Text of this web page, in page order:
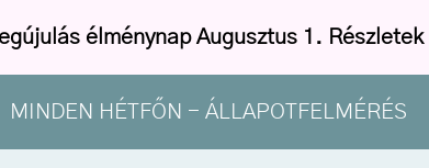
élménynap Augusztus 1. Részletek
MINDEN HÉTFŐN - ÁLLAPOTFELMÉRÉS